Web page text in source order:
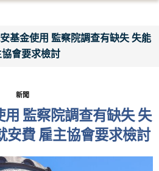
基金使用 監察院調查有缺失 失能
會要求檢討
新聞
監察院調查有缺失 失
安費 雇主協會要求檢討